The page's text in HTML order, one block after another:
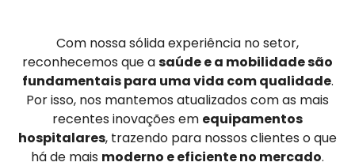
Com nossa sólida experiência no setor,
reconhecemos que asaúde e a mobilidade são
fundamentais para uma vida com qualidade.
Por isso, nos mantemos atualizados com as mais
recentes inovações em equipamentos
hospitalares, trazendo para nossos clientes o que
há de mais moderno e eficiente no mercado.